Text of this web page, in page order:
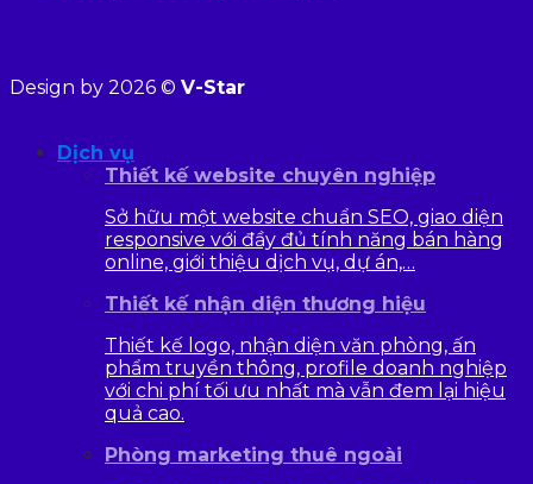
Design by 2026 © V-Star
Dịch vụ
Thiết kế website chuyên nghiệp
Sở hữu một website chuẩn SEO, giao diện
responsive với đầy đủ tính năng bán hàng
online, giới thiệu dịch vụ, dự án,…
Thiết kế nhận diện thương hiệu
Thiết kế logo, nhận diện văn phòng, ấn
phẩm truyền thông, profile doanh nghiệp
với chi phí tối ưu nhất mà vẫn đem lại hiệu
quả cao.
Phòng marketing thuê ngoài